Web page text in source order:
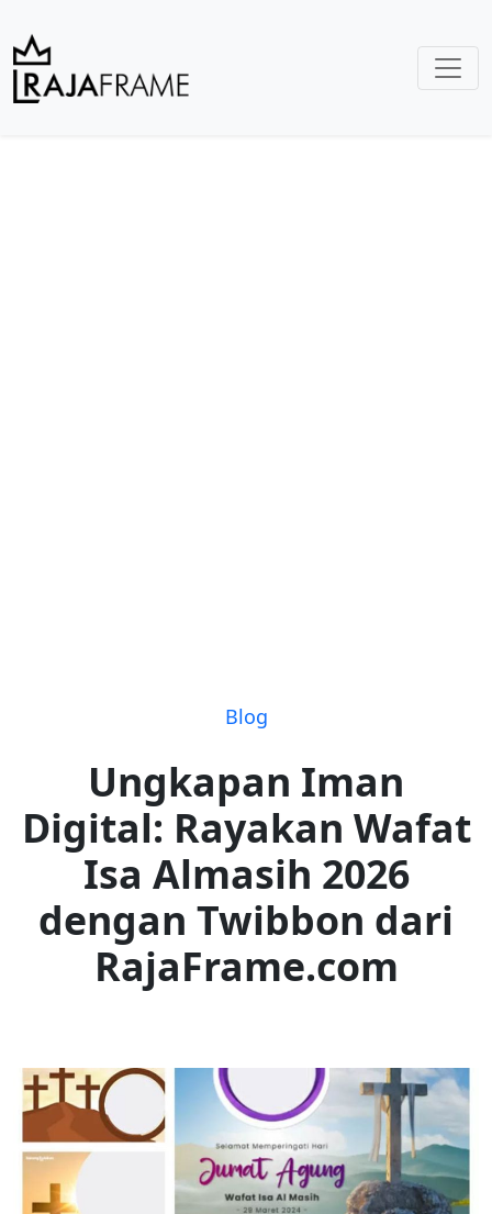
Blog
Ungkapan Iman
Digital: Rayakan Wafat
Isa Almasih 2026
dengan Twibbon dari
RajaFrame.com